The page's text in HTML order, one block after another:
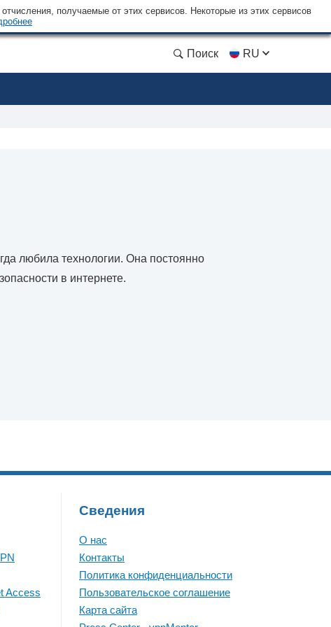
получаемые от этих сервисов. Некоторые из этих сервисов
Поиск RU
любила технологии. Она постоянно
в интернете.
Access
Сведения
О нас
Контакты
Политика конфиденциальности
Пользовательское соглашение
Карта сайта